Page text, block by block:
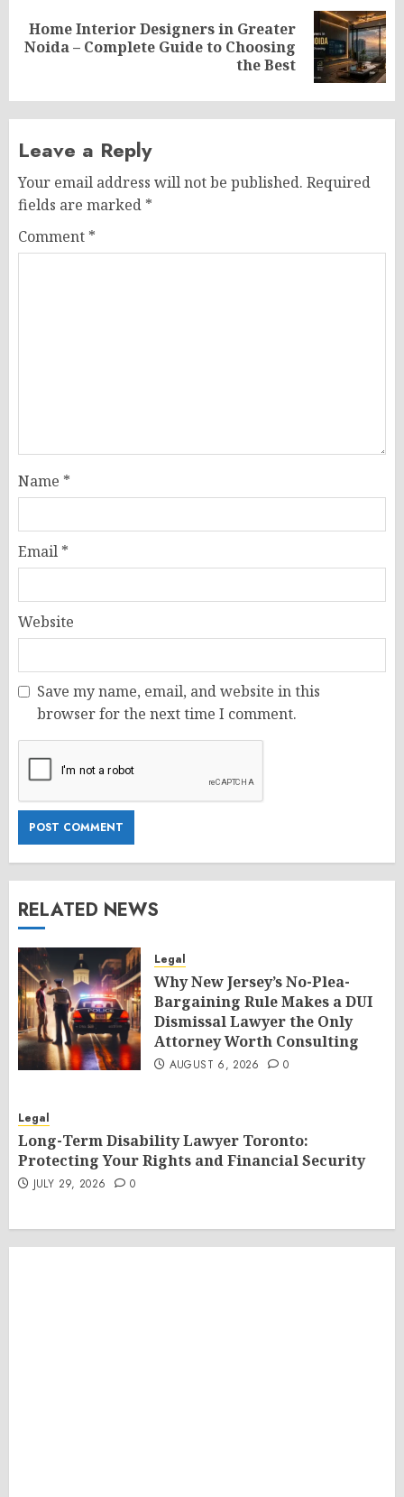
Next
Home Interior Designers in Greater
Noida – Complete Guide to Choosing
the Best
Leave a Reply
Your email address will not be published. Required
fields are marked *
Comment *
Name *
Email *
Website
Save my name, email, and website in this
browser for the next time I comment.
RELATED NEWS
Legal
Why New Jersey’s No-Plea-
Bargaining Rule Makes a DUI
Dismissal Lawyer the Only
Attorney Worth Consulting
AUGUST 6, 2026 0
Legal
Long-Term Disability Lawyer Toronto:
Protecting Your Rights and Financial Security
JULY 29, 2026 0